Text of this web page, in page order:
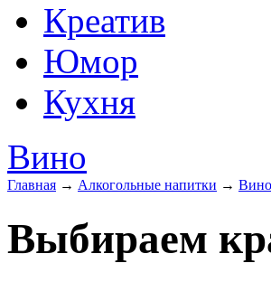
Креатив
Юмор
Кухня
Вино
Главная → Алкогольные напитки → Вино
Выбираем